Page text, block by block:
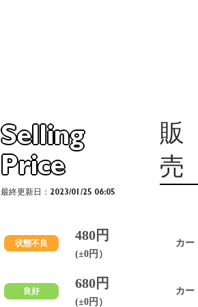
Selling
Price
販
売
最終更新日：2023/01/25 06:05
状態不良
480円
(±0円）
カー
良好
680円
(±0円）
カー